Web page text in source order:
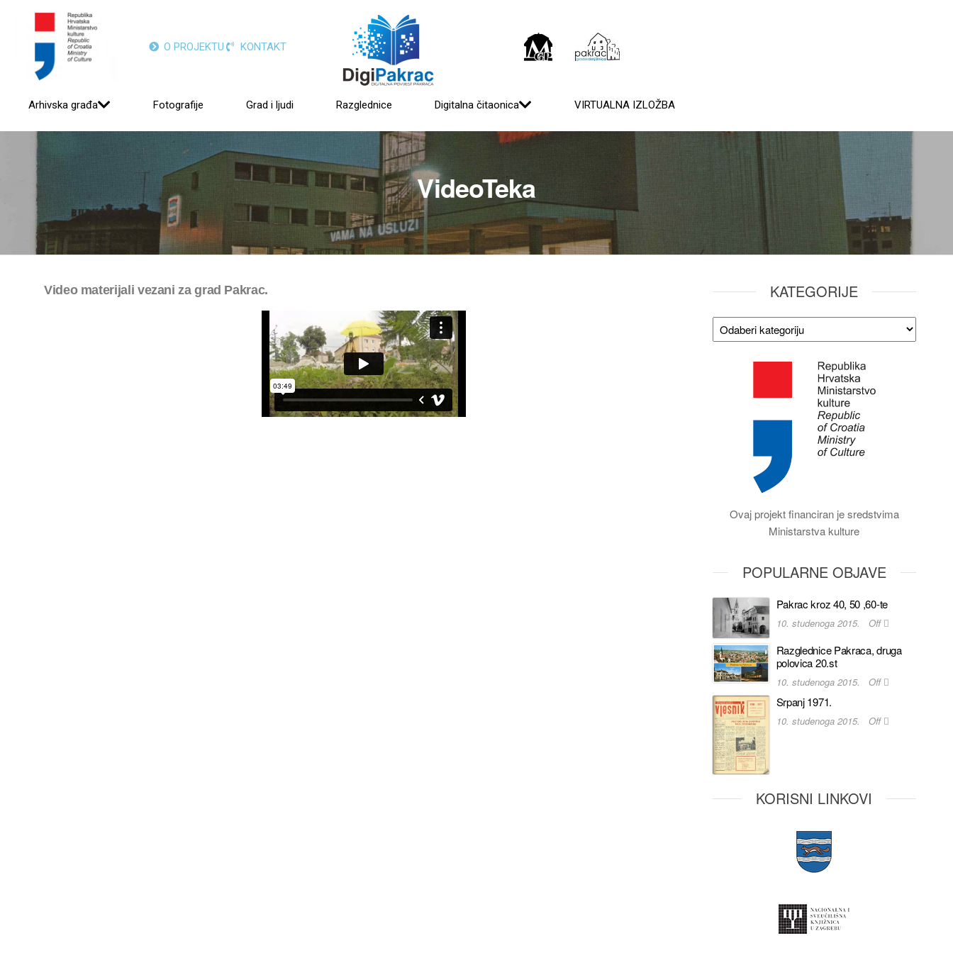
O PROJEKTU KONTAKT
Arhivska građa Fotografije Grad i ljudi Razglednice Digitalna čitaonica VIRTUALNA IZLOŽBA
VideoTeka
Video materijali vezani za grad Pakrac. KATEGORIJE
Ovaj projekt financiran je sredstvima
Ministarstva kulture
POPULARNE OBJAVE
Pakrac kroz 40, 50 ,60-te
10. studenoga 2015. Off
Razglednice Pakraca, druga
polovica 20.st
10. studenoga 2015. Off
Srpanj 1971.
10. studenoga 2015. Off
KORISNI LINKOVI